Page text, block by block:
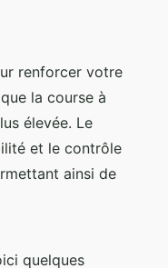
renforcer votre
la course à
élevée. Le
et le contrôle
ainsi de
quelques